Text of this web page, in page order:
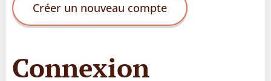
Créer un nouveau compte
Connexion